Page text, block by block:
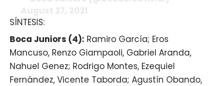
SÍNTESIS:
Boca Juniors (4): Ramiro García; Eros
Mancuso, Renzo Giampaoli, Gabriel Aranda,
Nahuel Genez; Rodrigo Montes, Ezequiel
Fernández, Vicente Taborda; Agustín Obando,